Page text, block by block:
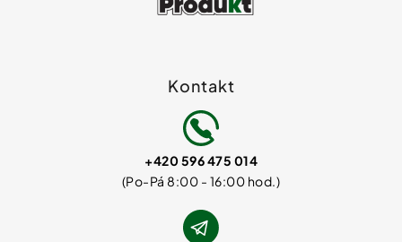
Kontakt
+420 596 475 014